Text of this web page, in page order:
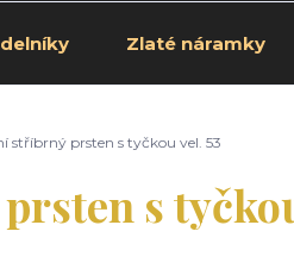
Zlaté náramky
stříbrný prsten s tyčkou vel. 53
s